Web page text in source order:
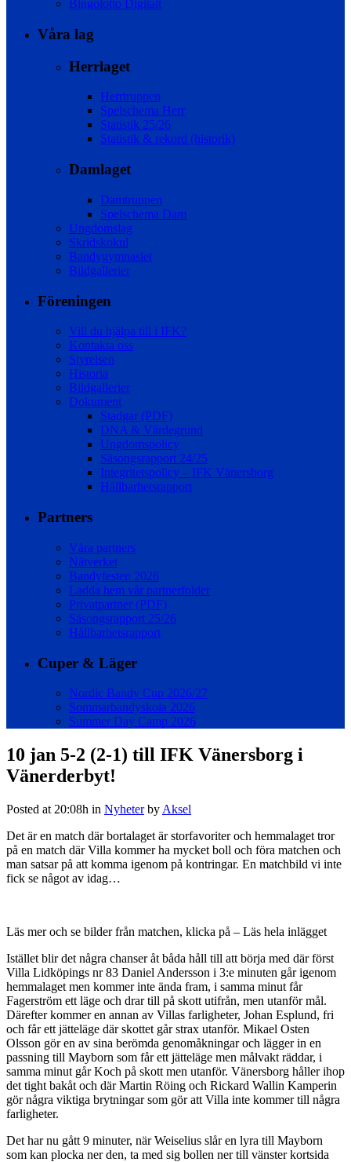
Bingolotto Digitalt
Våra lag
Herrlaget
Herrtruppen
Spelschema Herr
Statistik 25/26
Statistik & rekord (historik)
Damlaget
Damtruppen
Spelschema Dam
Ungdomslag
Skridskokul
Bandygymnasiet
Bildgallerier
Föreningen
Vill du hjälpa till i IFK?
Kontakta oss
Styrelsen
Historia
Bildgallerier
Dokument
Stadgar (PDF)
DNA & Värdegrund
Ungdomspolicy
Säsongsrapport 24/25
Integritetspolicy – IFK Vänersborg
Hållbarhetsrapport
Partners
Våra partners
Nätverket
Bandyfesten 2026
Ladda hem vår partnerfolder
Privatpartner (PDF)
Säsongsrapport 25/26
Hållbarhetsrapport
Cuper & Läger
Nordic Bandy Cup 2026/27
Sommarbandyskola 2026
Summer Day Camp 2026
10 jan 5-2 (2-1) till IFK Vänersborg i
Vänerderbyt!
Posted at 20:08h in Nyheter by Aksel
Det är en match där bortalaget är storfavoriter och hemmalaget tror
på en match där Villa kommer ha mycket boll och föra matchen och
man satsar på att komma igenom på kontringar. En matchbild vi inte
fick se något av idag…
Läs mer och se bilder från matchen, klicka på – Läs hela inlägget
Istället blir det några chanser åt båda håll till att börja med där först
Villa Lidköpings nr 83 Daniel Andersson i 3:e minuten går igenom
hemmalaget men kommer inte ända fram, i samma minut får
Fagerström ett läge och drar till på skott utifrån, men utanför mål.
Därefter kommer en annan av Villas farligheter, Johan Esplund, fri
och får ett jätteläge där skottet går strax utanför. Mikael Osten
Olsson gör en av sina berömda genomåkningar och lägger in en
passning till Mayborn som får ett jätteläge men målvakt räddar, i
samma minut går Koch på skott men utanför. Vänersborg håller ihop
det tight bakåt och där Martin Röing och Rickard Wallin Kamperin
gör några viktiga brytningar som gör att Villa inte kommer till några
farligheter.
Det har nu gått 9 minuter, när Weiselius slår en lyra till Mayborn
som kan plocka ner den, ta med sig bollen ner till vänster kortsida